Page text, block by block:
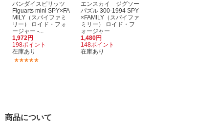
バンダイスピリッツ
Figuarts mini SPY×FA
MILY（スパイファミ
リー） ロイド・フォ
ージャー -...
1,972円
198ポイント
在庫あり
エンスカイ ジグソー
パズル 300-1994 SPY
×FAMILY（スパイファ
ミリー） ロイド・フ
ォージャー
1,480円
148ポイント
在庫あり
商品について